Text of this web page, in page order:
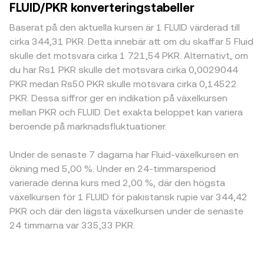
FLUID/PKR konverteringstabeller
Baserat på den aktuella kursen är 1 FLUID värderad till
cirka 344,31 PKR. Detta innebär att om du skaffar 5 Fluid
skulle det motsvara cirka 1 721,54 PKR. Alternativt, om
du har Rs1 PKR skulle det motsvara cirka 0,0029044
PKR medan Rs50 PKR skulle motsvara cirka 0,14522
PKR. Dessa siffror ger en indikation på växelkursen
mellan PKR och FLUID. Det exakta beloppet kan variera
beroende på marknadsfluktuationer.
Under de senaste 7 dagarna har Fluid-växelkursen en
ökning med 5,00 %. Under en 24-timmarsperiod
varierade denna kurs med 2,00 %, där den högsta
växelkursen för 1 FLUID för pakistansk rupie var 344,42
PKR och där den lägsta växelkursen under de senaste
24 timmarna var 335,33 PKR.